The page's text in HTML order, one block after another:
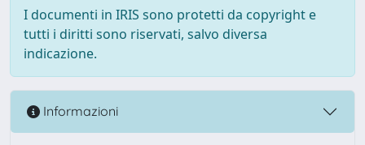
I documenti in IRIS sono protetti da copyright e
tutti i diritti sono riservati, salvo diversa
indicazione.
Informazioni